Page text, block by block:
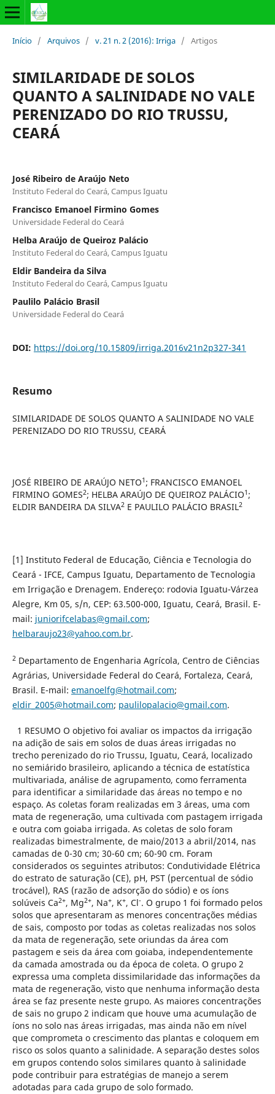
Início / Arquivos / v. 21 n. 2 (2016): Irriga / Artigos
SIMILARIDADE DE SOLOS
QUANTO A SALINIDADE NO VALE
PERENIZADO DO RIO TRUSSU,
CEARÁ
José Ribeiro de Araújo Neto
Instituto Federal do Ceará, Campus Iguatu
Francisco Emanoel Firmino Gomes
Universidade Federal do Ceará
Helba Araújo de Queiroz Palácio
Instituto Federal do Ceará, Campus Iguatu
Eldir Bandeira da Silva
Instituto Federal do Ceará, Campus Iguatu
Paulilo Palácio Brasil
Universidade Federal do Ceará
DOI: https://doi.org/10.15809/irriga.2016v21n2p327-341
Resumo
SIMILARIDADE DE SOLOS QUANTO A SALINIDADE NO VALE
PERENIZADO DO RIO TRUSSU, CEARÁ
JOSÉ RIBEIRO DE ARAÚJO NETO1 ; FRANCISCO EMANOEL
FIRMINO GOMES2; HELBA ARAÚJO DE QUEIROZ PALÁCIO1 ;
ELDIR BANDEIRA DA SILVA2E PAULILO PALÁCIO BRASIL2
[1] Instituto Federal de Educação, Ciência e Tecnologia do
Ceará - IFCE, Campus Iguatu, Departamento de Tecnologia
em Irrigação e Drenagem. Endereço: rodovia Iguatu-Várzea
Alegre, Km 05, s/n, CEP: 63.500-000, Iguatu, Ceará, Brasil. E-
mail: juniorifcelabas@gmail.com;
helbaraujo23@yahoo.com.br.
2Departamento de Engenharia Agrícola, Centro de Ciências
Agrárias, Universidade Federal do Ceará, Fortaleza, Ceará,
Brasil. E-mail: emanoelfg@hotmail.com;
eldir_2005@hotmail.com; paulilopalacio@gmail.com.
1 RESUMO O objetivo foi avaliar os impactos da irrigação
na adição de sais em solos de duas áreas irrigadas no
trecho perenizado do rio Trussu, Iguatu, Ceará, localizado
no semiárido brasileiro, aplicando a técnica de estatística
multivariada, análise de agrupamento, como ferramenta
para identificar a similaridade das áreas no tempo e no
espaço. As coletas foram realizadas em 3 áreas, uma com
mata de regeneração, uma cultivada com pastagem irrigada
e outra com goiaba irrigada. As coletas de solo foram
realizadas bimestralmente, de maio/2013 a abril/2014, nas
camadas de 0-30 cm; 30-60 cm; 60-90 cm. Foram
considerados os seguintes atributos: Condutividade Elétrica
do estrato de saturação (CE), pH, PST (percentual de sódio
trocável), RAS (razão de adsorção do sódio) e os íons
solúveis Ca2+, Mg2+, Na+, K+, Cl-. O grupo 1 foi formado pelos
solos que apresentaram as menores concentrações médias
de sais, composto por todas as coletas realizadas nos solos
da mata de regeneração, sete oriundas da área com
pastagem e seis da área com goiaba, independentemente
da camada amostrada ou da época de coleta. O grupo 2
expressa uma completa dissimilaridade das informações da
mata de regeneração, visto que nenhuma informação desta
área se faz presente neste grupo. As maiores concentrações
de sais no grupo 2 indicam que houve uma acumulação de
íons no solo nas áreas irrigadas, mas ainda não em nível
que comprometa o crescimento das plantas e coloquem em
risco os solos quanto a salinidade. A separação destes solos
em grupos contendo solos similares quanto à salinidade
pode contribuir para estratégias de manejo a serem
adotadas para cada grupo de solo formado.